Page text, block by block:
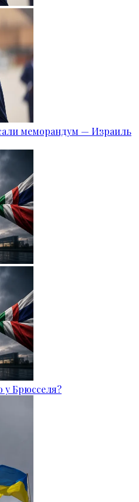
меморандум — Израиль
у Брюсселя?